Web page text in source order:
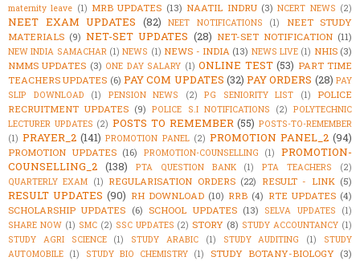
maternity leave (1) MRB UPDATES (13) NAATIL INDRU (3) NCERT NEWS (2)
NEET EXAM UPDATES (82) NEET NOTIFICATIONS (1)
NEET STUDY
MATERIALS (9) NET-SET UPDATES (28) NET-SET NOTIFICATION (11)
NEW INDIA SAMACHAR (1) NEWS (1) NEWS - INDIA (13) NEWS LIVE (1) NHIS (3)
NMMS UPDATES (3) ONE DAY SALARY (1) ONLINE TEST (53) PART TIME
TEACHERS UPDATES (6) PAY COM UPDATES (32) PAY ORDERS (28) PAY
SLIP DOWNLOAD
(1) PENSION NEWS (2) PG SENIORITY LIST (1)
POLICE
RECRUITMENT UPDATES (9) POLICE S.I NOTIFICATIONS (2) POLYTECHNIC
LECTURER UPDATES (2) POSTS TO REMEMBER (55) POSTS-TO-REMEMBER
(1) PRAYER_2 (141) PROMOTION PANEL (2) PROMOTION PANEL_2 (94)
PROMOTION UPDATES (16) PROMOTION-COUNSELLING (1)
PROMOTION-
COUNSELLING_2 (138) PTA QUESTION BANK (1) PTA TEACHERS
(2)
QUARTERLY EXAM (1) REGULARISATION ORDERS (22) RESULT - LINK (5)
RESULT UPDATES (90) RH DOWNLOAD (10) RRB (4) RTE UPDATES (4)
SCHOLARSHIP UPDATES (6) SCHOOL UPDATES (13) SELVA UPDATES
(1)
SHARE NOW (1) SMC (2) SSC UPDATES (2) STORY (8) STUDY ACCOUNTANCY (1)
STUDY AGRI SCIENCE
(1) STUDY ARABIC (1) STUDY AUDITING (1)
STUDY
AUTOMOBILE (1) STUDY BIO CHEMISTRY (1) STUDY BOTANY-BIOLOGY (3)